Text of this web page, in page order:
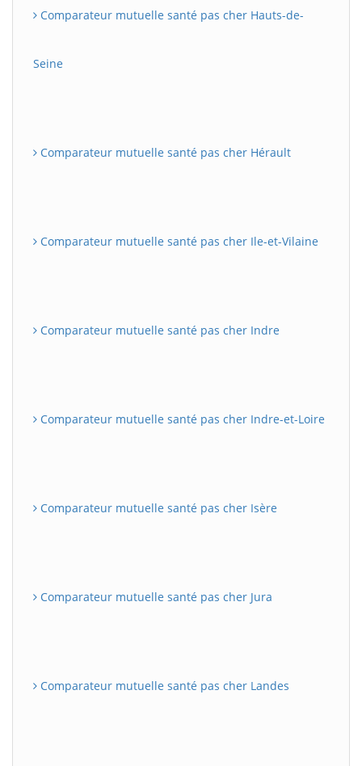
Comparateur mutuelle santé pas cher Hauts-de-
Seine
Comparateur mutuelle santé pas cher Hérault
Comparateur mutuelle santé pas cher Ile-et-Vilaine
Comparateur mutuelle santé pas cher Indre
Comparateur mutuelle santé pas cher Indre-et-Loire
Comparateur mutuelle santé pas cher Isère
Comparateur mutuelle santé pas cher Jura
Comparateur mutuelle santé pas cher Landes